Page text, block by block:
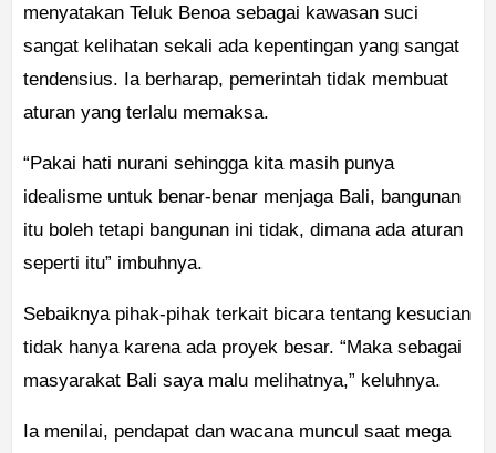
menyatakan Teluk Benoa sebagai kawasan suci
sangat kelihatan sekali ada kepentingan yang sangat
tendensius. Ia berharap, pemerintah tidak membuat
aturan yang terlalu memaksa.
“Pakai hati nurani sehingga kita masih punya
idealisme untuk benar-benar menjaga Bali, bangunan
itu boleh tetapi bangunan ini tidak, dimana ada aturan
seperti itu” imbuhnya.
Sebaiknya pihak-pihak terkait bicara tentang kesucian
tidak hanya karena ada proyek besar. “Maka sebagai
masyarakat Bali saya malu melihatnya,” keluhnya.
Ia menilai, pendapat dan wacana muncul saat mega